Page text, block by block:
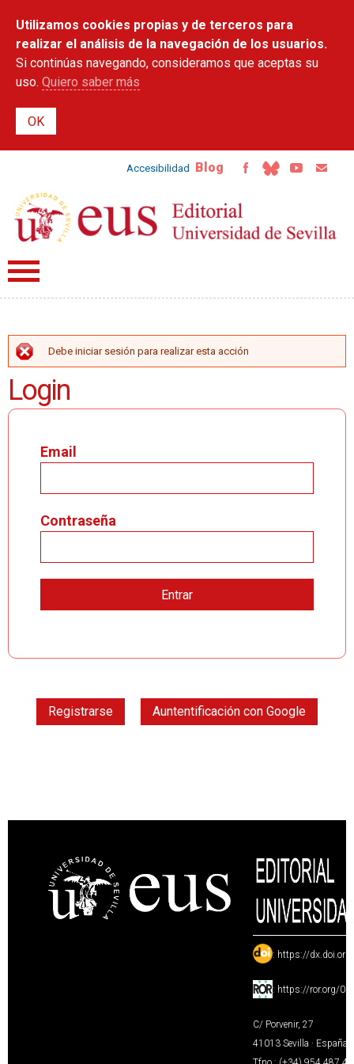
contenido
principal
Utilizamos cookies propias y de terceros para
realizar el análisis de la navegación de los usuarios.
Si continúas navegando, consideramos que aceptas su
uso. Quiero saber más
Accesibilidad Blog
MENSAJE DE ERROR
Debe iniciar sesión para realizar esta acción
Login
Email
Contraseña
Registrarse Auntentificación con Google
: https://
: https://ror.org/
C/ Porvenir, 27
41013 Sevilla · España